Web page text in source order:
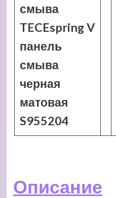
смыва
TECEspring V
панель
смыва
черная
матовая
S955204
Описание